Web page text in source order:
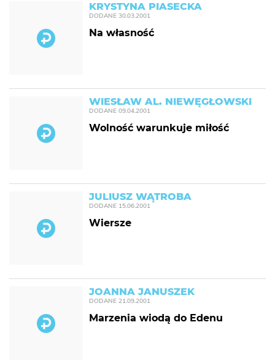
KRYSTYNA PIASECKA
DODANE 30.03.2001
Na własność
WIESŁAW AL. NIEWĘGŁOWSKI
DODANE 09.04.2001
Wolność warunkuje miłość
JULIUSZ WĄTROBA
DODANE 15.06.2001
Wiersze
JOANNA JANUSZEK
DODANE 21.09.2001
Marzenia wiodą do Edenu